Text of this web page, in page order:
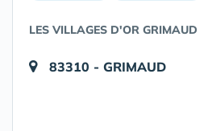
LES VILLAGES D'OR GRIMAUD
83310 - GRIMAUD